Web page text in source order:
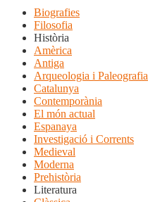
Biografies
Filosofia
Història
Amèrica
Antiga
Arqueologia i Paleografia
Catalunya
Contemporània
El món actual
Espanaya
Investigació i Corrents
Medieval
Moderna
Prehistòria
Literatura